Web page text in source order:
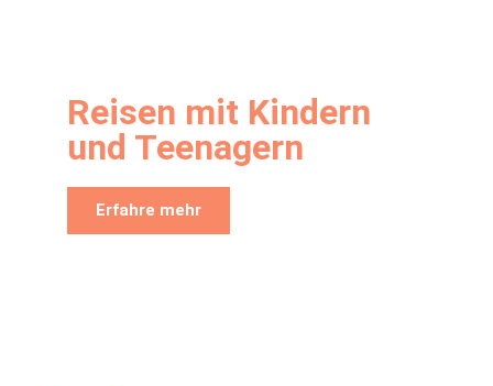
Reisen mit Kindern
und Teenagern
Erfahre mehr